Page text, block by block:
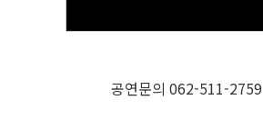
공연문의 062-511-2759